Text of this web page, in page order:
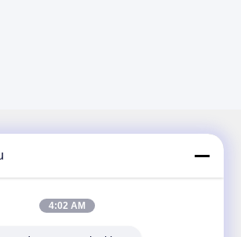
untuk diskon dan banyak lagi.
4:02 AM